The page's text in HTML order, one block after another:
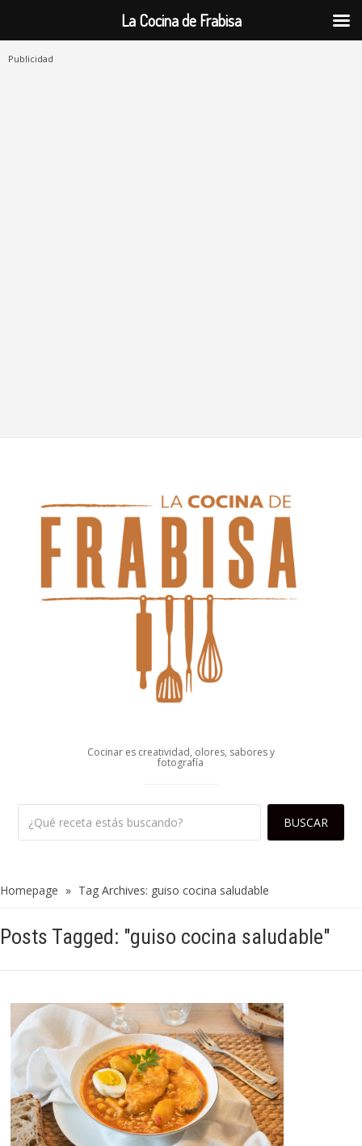
Publicidad
Cocinar es creatividad, olores, sabores y
fotografía
Homepage » Tag Archives: guiso cocina saludable
Posts Tagged: "guiso cocina saludable"
La Cocina de Frabisa